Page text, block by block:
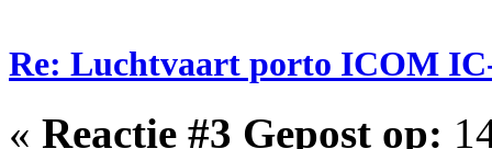
Re: Luchtvaart porto ICOM
« Reactie #3 Gepost op: